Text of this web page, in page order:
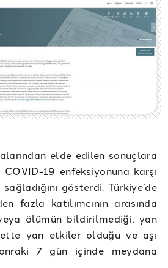
elde edilen sonuçlara
COVID-19 enfeksiyonuna karşı
gösterdi. Türkiye’de
fazla katılımcının arasında
ölümün bildirilmediği, yan
yan etkiler olduğu ve aşı
7 gün içinde meydana